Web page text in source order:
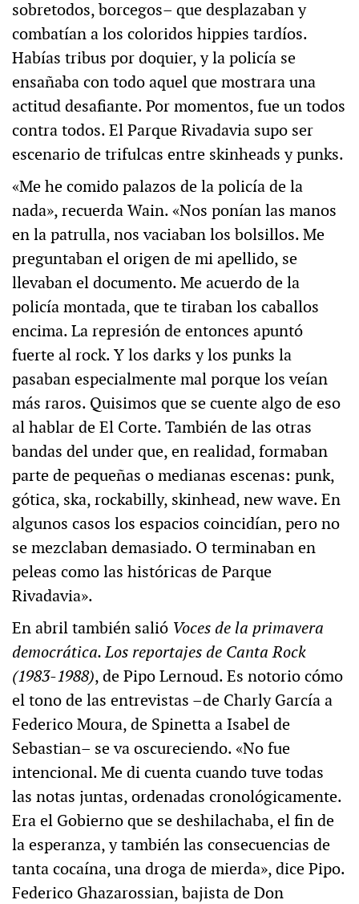
sobretodos, borcegos– que desplazaban y
combatían a los coloridos hippies tardíos.
Habías tribus por doquier, y la policía se
ensañaba con todo aquel que mostrara una
actitud desafiante. Por momentos, fue un todos
contra todos. El Parque Rivadavia supo ser
escenario de trifulcas entre skinheads y punks.
«Me he comido palazos de la policía de la
nada», recuerda Wain. «Nos ponían las manos
en la patrulla, nos vaciaban los bolsillos. Me
preguntaban el origen de mi apellido, se
llevaban el documento. Me acuerdo de la
policía montada, que te tiraban los caballos
encima. La represión de entonces apuntó
fuerte al rock. Y los darks y los punks la
pasaban especialmente mal porque los veían
más raros. Quisimos que se cuente algo de eso
al hablar de El Corte. También de las otras
bandas del under que, en realidad, formaban
parte de pequeñas o medianas escenas: punk,
gótica, ska, rockabilly, skinhead, new wave. En
algunos casos los espacios coincidían, pero no
se mezclaban demasiado. O terminaban en
peleas como las históricas de Parque
Rivadavia».
En abril también salió Voces de la primavera
democrática. Los reportajes de Canta Rock
(1983-1988), de Pipo Lernoud. Es notorio cómo
el tono de las entrevistas –de Charly García a
Federico Moura, de Spinetta a Isabel de
Sebastian– se va oscureciendo. «No fue
intencional. Me di cuenta cuando tuve todas
las notas juntas, ordenadas cronológicamente.
Era el Gobierno que se deshilachaba, el fin de
la esperanza, y también las consecuencias de
tanta cocaína, una droga de mierda», dice Pipo.
Federico Ghazarossian, bajista de Don